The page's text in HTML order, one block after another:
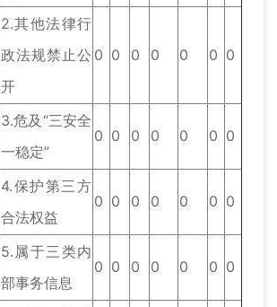
2.其他法律行
政法规禁止公
开
0 0 0 0 0 0 0
3.危及“三安全
一稳定”
0 0 0 0 0 0 0
4.保护第三方
合法权益
0 0 0 0 0 0 0
5.属于三类内
部事务信息
0 0 0 0 0 0 0